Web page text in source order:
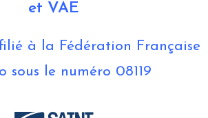
et VAE
à la Fédération Française
sous le numéro 08119